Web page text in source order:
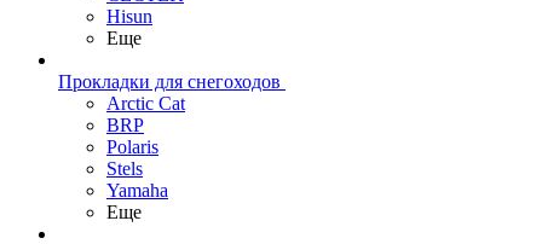
Hisun
Еще
Прокладки для снегоходов
Arctic Cat
BRP
Polaris
Stels
Yamaha
Еще